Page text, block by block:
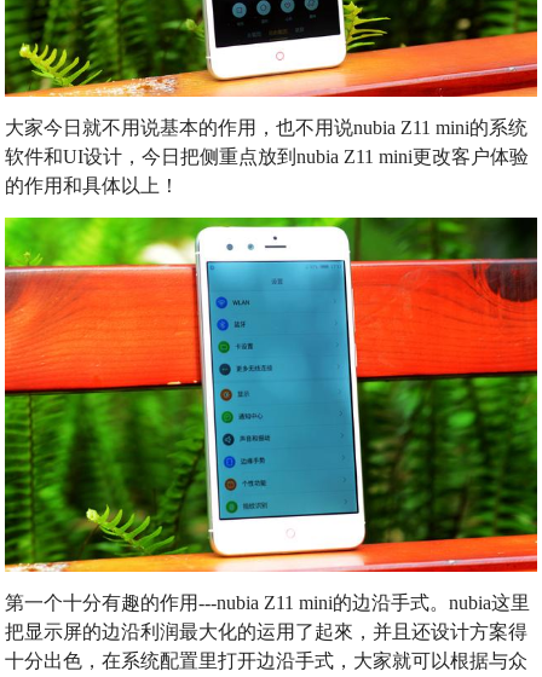
大家今日就不用说基本的作用，也不用说nubia Z11 mini的系统
软件和UI设计，今日把侧重点放到nubia Z11 mini更改客户体验
的作用和具体以上！
第一个十分有趣的作用---nubia Z11 mini的边沿手式。nubia这里
把显示屏的边沿利润最大化的运用了起來，并且还设计方案得
十分出色，在系统配置里打开边沿手式，大家就可以根据与众